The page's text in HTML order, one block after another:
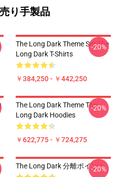
り手製品
The Long Dark Theme Set The
Long Dark T-Shirts
￥384,250 - ￥442,250
-20%
The Long Dark Theme The
Long Dark Hoodies
￥622,775 - ￥724,275
-20%
The Long Dark 分離ポイント
-20%